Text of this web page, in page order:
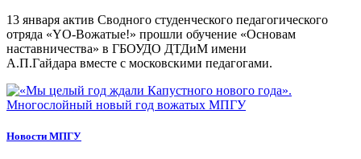
13 января актив Сводного студенческого педагогического
отряда «YO-Вожатые!» прошли обучение «Основам
наставничества» в ГБОУДО ДТДиМ имени
А.П.Гайдара вместе с московскими педагогами.
Новости МПГУ